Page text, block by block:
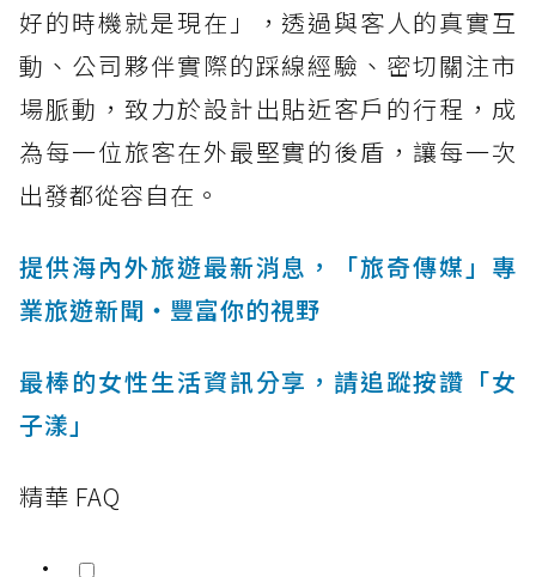
好的時機就是現在」，透過與客人的真實互
動、公司夥伴實際的踩線經驗、密切關注市
場脈動，致力於設計出貼近客戶的行程，成
為每一位旅客在外最堅實的後盾，讓每一次
出發都從容自在。
提供海內外旅遊最新消息，「旅奇傳媒」專
業旅遊新聞‧豐富你的視野
最棒的女性生活資訊分享，請追蹤按讚「女
子漾」
精華 FAQ